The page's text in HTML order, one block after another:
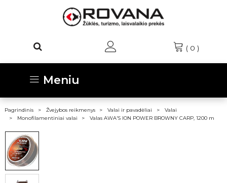
( 0 )
Meniu
Pagrindinis Žvejybos reikmenys Valai ir pavadėliai
Valai
Monofilamentiniai valai
Valas AWA'S ION POWER BROWNY CARP, 1200 m